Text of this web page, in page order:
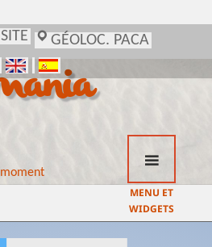
GÉOLOC. PACA
MENU ET
WIDGETS